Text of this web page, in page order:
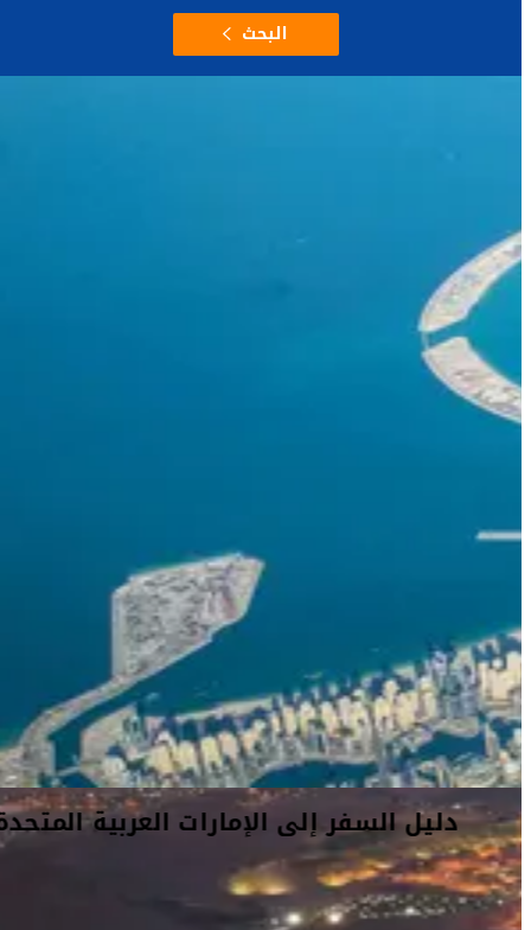
البحث
دليل السفر إلى الإمارات العربية
تُعتبر الإمارات العربية المتحدة بوتقةً تنصهر فيها ثقافات العالم وقد
أثبتت نفسها كمحورٍ إقليمي للخدمات المالية، وقطاعات التجزئة،